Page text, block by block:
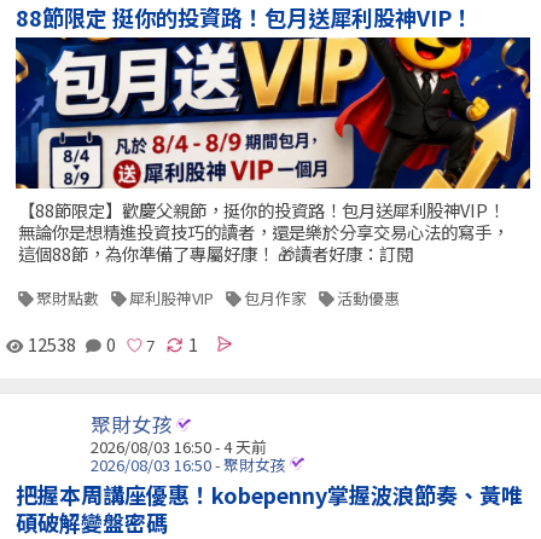
88節限定 挺你的投資路！包月送犀利股神VIP！
【88節限定】歡慶父親節，挺你的投資路！包月送犀利股神VIP！
無論你是想精進投資技巧的讀者，還是樂於分享交易心法的寫手，
這個88節，為你準備了專屬好康！ 🎁讀者好康：訂閱
聚財點數 犀利股神VIP 包月作家 活動優惠
12538 0 1
聚財女孩
2026/08/03 16:50 - 4 天前
2026/08/03 16:50 - 聚財女孩
把握本周講座優惠！kobepenny掌握波浪節奏、黃唯
碩破解變盤密碼